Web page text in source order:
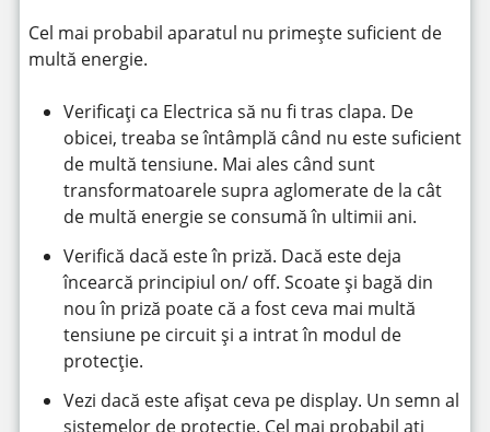
Cel mai probabil aparatul nu primește suficient de
multă energie.
Verificați ca Electrica să nu fi tras clapa. De
obicei, treaba se întâmplă când nu este suficient
de multă tensiune. Mai ales când sunt
transformatoarele supra aglomerate de la cât
de multă energie se consumă în ultimii ani.
Verifică dacă este în priză. Dacă este deja
încearcă principiul on/ off. Scoate și bagă din
nou în priză poate că a fost ceva mai multă
tensiune pe circuit și a intrat în modul de
protecție.
Vezi dacă este afișat ceva pe display. Un semn al
sistemelor de protecție. Cel mai probabil ați